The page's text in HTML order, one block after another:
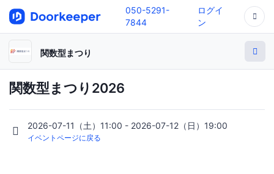
050-5291-
7844
ログイ
ン
関数型まつり
関数型まつり2026
2026-07-11（土）11:00 - 2026-07-12（日）19:00
イベントページに戻る